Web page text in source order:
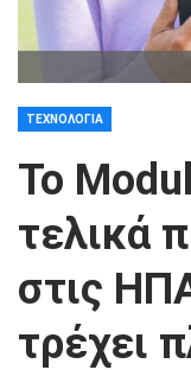
ΤΕΧΝΟΛΟΓΊΑ
Το
τελικά
στις
τρέχει